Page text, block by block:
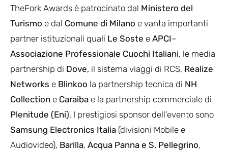
TheFork Awards è patrocinato dal Ministero del
Turismo e dal Comune di Milano e vanta importanti
partner istituzionali quali Le Soste e APCI–
Associazione Professionale Cuochi Italiani, le media
partnership di Dove, il sistema viaggi di RCS, Realize
Networks e Blinkoo la partnership tecnica di NH
Collection e Caraiba e la partnership commerciale di
Plenitude (Eni). I prestigiosi sponsor dell’evento sono
Samsung Electronics Italia (divisioni Mobile e
Audiovideo), Barilla, Acqua Panna e S. Pellegrino,